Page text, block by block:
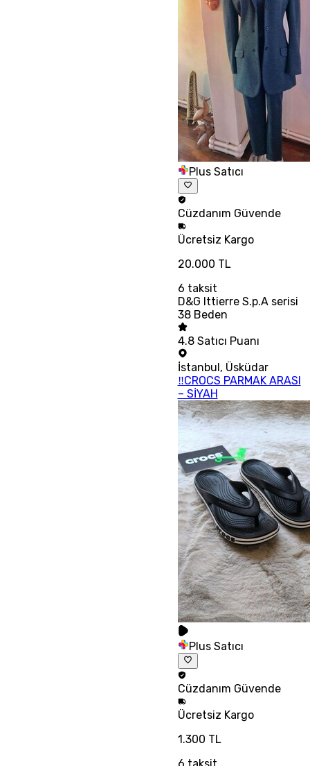
Plus Satıcı
Cüzdanım Güvende
Ücretsiz Kargo
20.000 TL
6 taksit
D&G Ittierre S.p.A serisi
38 Beden
4.8 Satıcı Puanı
İstanbul , Üsküdar
‼CROCS PARMAK ARASI
– SİYAH
Plus Satıcı
Cüzdanım Güvende
Ücretsiz Kargo
1.300 TL
6 taksit